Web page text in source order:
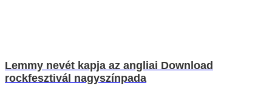
Lemmy nevét kapja az angliai Download
rockfesztivál nagyszínpada